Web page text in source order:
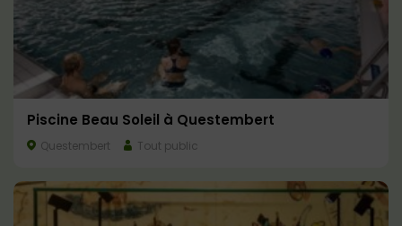
Piscine Beau Soleil à Questembert
Questembert Tout public